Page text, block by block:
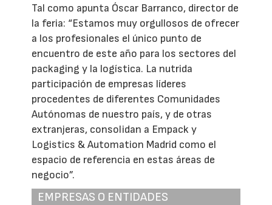
Tal como apunta Óscar Barranco, director de
la feria: “Estamos muy orgullosos de ofrecer
a los profesionales el único punto de
encuentro de este año para los sectores del
packaging y la logística. La nutrida
participación de empresas líderes
procedentes de diferentes Comunidades
Autónomas de nuestro país, y de otras
extranjeras, consolidan a Empack y
Logistics & Automation Madrid como el
espacio de referencia en estas áreas de
negocio”.
EMPRESAS O ENTIDADES